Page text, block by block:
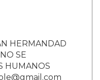
HERMANDAD
SE
HUMANOS